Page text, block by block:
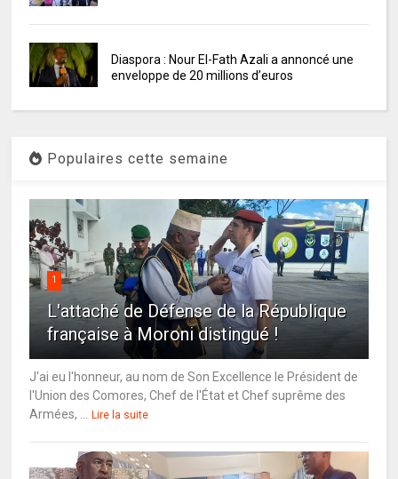
Diaspora : Nour El-Fath Azali a annoncé une
enveloppe de 20 millions d’euros
Populaires cette semaine
1
L'attaché de Défense de la République
française à Moroni distingué !
J'ai eu l'honneur, au nom de Son Excellence le Président de
l'Union des Comores, Chef de l'État et Chef suprême des
Armées, ...
Lire la suite